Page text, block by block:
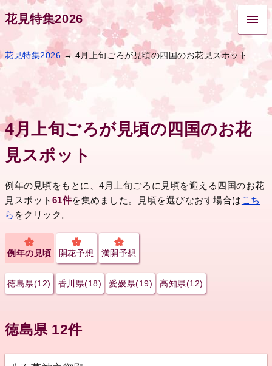
花見特集2026
花見特集2026 → 4月上旬ごろが見頃の四国のお花見スポット
4月上旬ごろが見頃の四国のお花
見スポット
例年の見頃をもとに、4月上旬ごろに見頃を迎える四国のお花
見スポット 61件を集めました。見頃を選びなおす場合は こち
ら をクリック。
例年の見頃 開花予想 満開予想
徳島県(12) 香川県(18) 愛媛県(19) 高知県(12)
徳島県 12件